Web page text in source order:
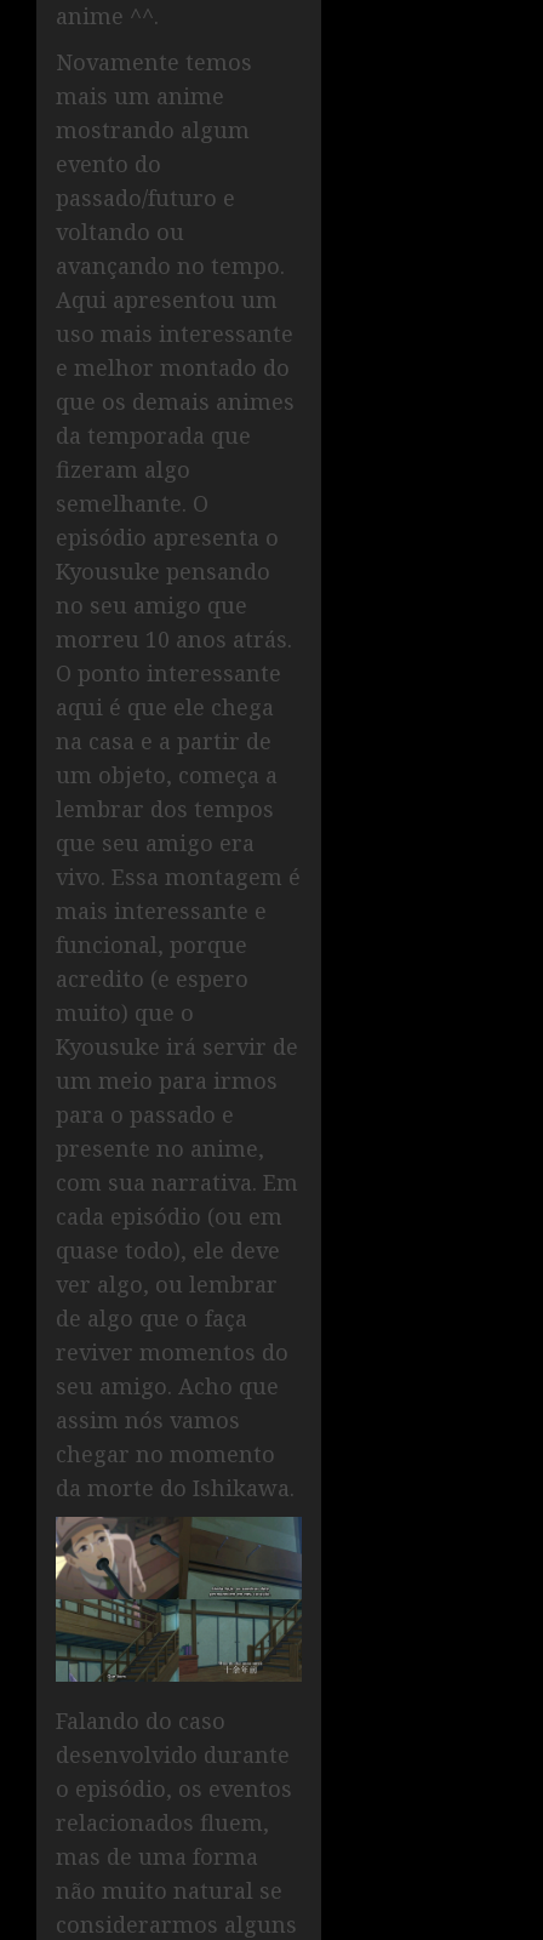
anime ^^.
Novamente temos
mais um anime
mostrando algum
evento do
passado/futuro e
voltando ou
avançando no tempo.
Aqui apresentou um
uso mais interessante
e melhor montado do
que os demais animes
da temporada que
fizeram algo
semelhante. O
episódio apresenta o
Kyousuke pensando
no seu amigo que
morreu 10 anos atrás.
O ponto interessante
aqui é que ele chega
na casa e a partir de
um objeto, começa a
lembrar dos tempos
que seu amigo era
vivo. Essa montagem é
mais interessante e
funcional, porque
acredito (e espero
muito) que o
Kyousuke irá servir de
um meio para irmos
para o passado e
presente no anime,
com sua narrativa. Em
cada episódio (ou em
quase todo), ele deve
ver algo, ou lembrar
de algo que o faça
reviver momentos do
seu amigo. Acho que
assim nós vamos
chegar no momento
da morte do Ishikawa.
Falando do caso
desenvolvido durante
o episódio, os eventos
relacionados fluem,
mas de uma forma
não muito natural se
considerarmos alguns